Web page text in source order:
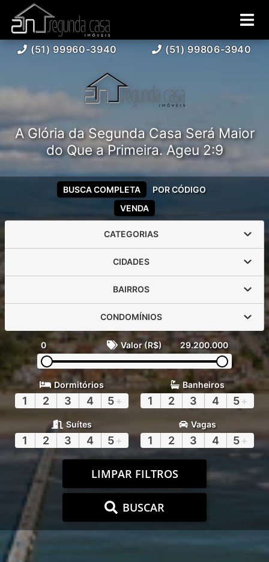
(51) 99960-3940 (51) 99806-3940
A Glória da Segunda Casa Será Maior
do Que a Primeira. Ageu 2:9
VENDA
BUSCA COMPLETA POR CÓDIGO
CATEGORIAS
CIDADES
BAIRROS
CONDOMÍNIOS
0 Valor (R$) 29.200.000
Dormitórios
1 2 3 4 5+
Banheiros
1 2 3 4 5+
Suítes
1 2 3 4 5+
Vagas
1 2 3 4 5+
LIMPAR FILTROS
BUSCAR